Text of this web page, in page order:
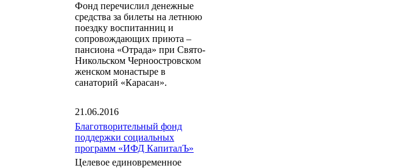
Фонд перечислил денежные
средства за билеты на летнюю
поездку воспитанниц и
сопровождающих приюта –
пансиона «Отрада» при Свято-
Никольском Черноостровском
женском монастыре в
санаторий «Карасан».
21.06.2016
Благотворительный фонд
поддержки социальных
программ «ИФД КапиталЪ»
Целевое единовременное